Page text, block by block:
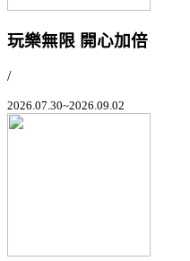
玩樂無限 開心加倍
/
2026.07.30~2026.09.02